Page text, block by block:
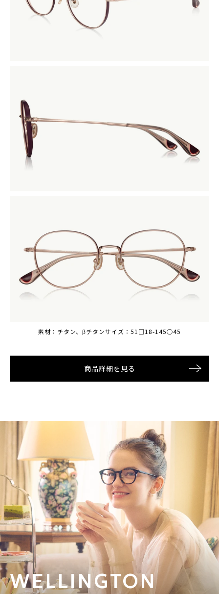
素材：チタン、βチタンサイズ：51□18-145○45
商品詳細を見る
素材：チタン、βチタンサイズ：51□18-145○45
商品詳細を見る
素材：チタン、βチタンサイズ：51□18-145○45
商品詳細を見る
WELLINGTON